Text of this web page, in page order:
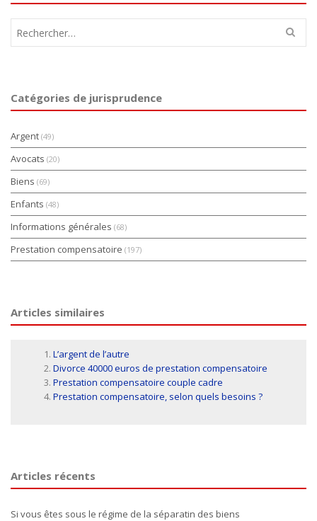
Catégories de jurisprudence
Argent (49)
Avocats (20)
Biens (69)
Enfants (48)
Informations générales (68)
Prestation compensatoire (197)
Articles similaires
L’argent de l’autre
Divorce 40000 euros de prestation compensatoire
Prestation compensatoire couple cadre
Prestation compensatoire, selon quels besoins ?
Articles récents
Si vous êtes sous le régime de la séparatin des biens